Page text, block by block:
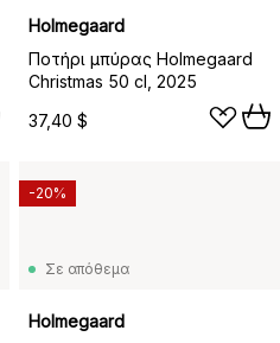
Holmegaard
Ποτήρι μπύρας Holmegaard
Christmas 50 cl, 2025
37,40 $
Σε απόθεμα
Holmegaard
-20%